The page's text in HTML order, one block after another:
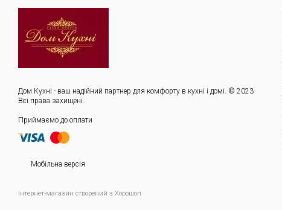
Дом Кухні - ваш надійний партнер для комфорту в кухні і домі. © 2023
Всі права захищені.
Приймаємо до оплати
Мобільна версія
Інтернет-магазин створений з Хорошоп